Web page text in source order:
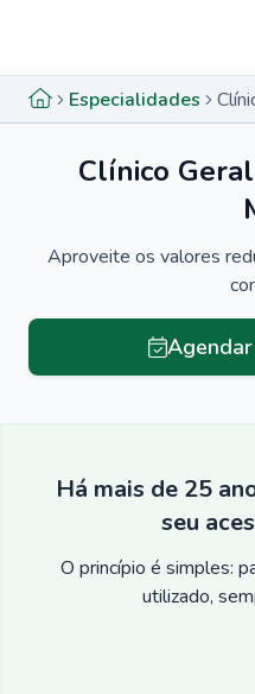
Especialidades
Clínico
Aproveite os valores
Há mais de 25
seu
O princípio é simples:
utilizado,